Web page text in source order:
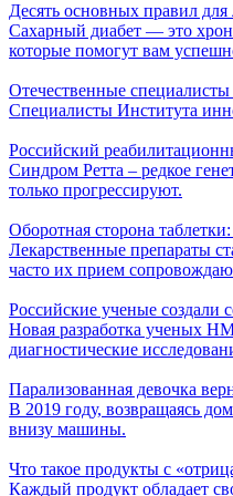
Десять основных правил
Сахарный диабет — это
которые помогут вам
Отечественные
Специалисты Института
Российский
Синдром Ретта – редкое
только прогрессируют.
Оборотная сторона
Лекарственные препараты
часто их прием
Российские ученые
Новая разработка ученых
диагностические
Парализованная девочка
В 2019 году, возвращаясь
внизу машины.
Что такое продукты с
Каждый продукт обладает